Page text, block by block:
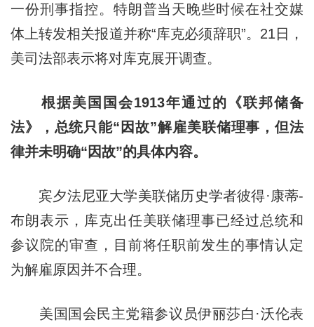
一份刑事指控。特朗普当天晚些时候在社交媒
体上转发相关报道并称“库克必须辞职”。21日，
美司法部表示将对库克展开调查。
根据美国国会1913年通过的《联邦储备
法》，总统只能“因故”解雇美联储理事，但法
律并未明确“因故”的具体内容。
宾夕法尼亚大学美联储历史学者彼得·康蒂-
布朗表示，库克出任美联储理事已经过总统和
参议院的审查，目前将任职前发生的事情认定
为解雇原因并不合理。
美国国会民主党籍参议员伊丽莎白·沃伦表